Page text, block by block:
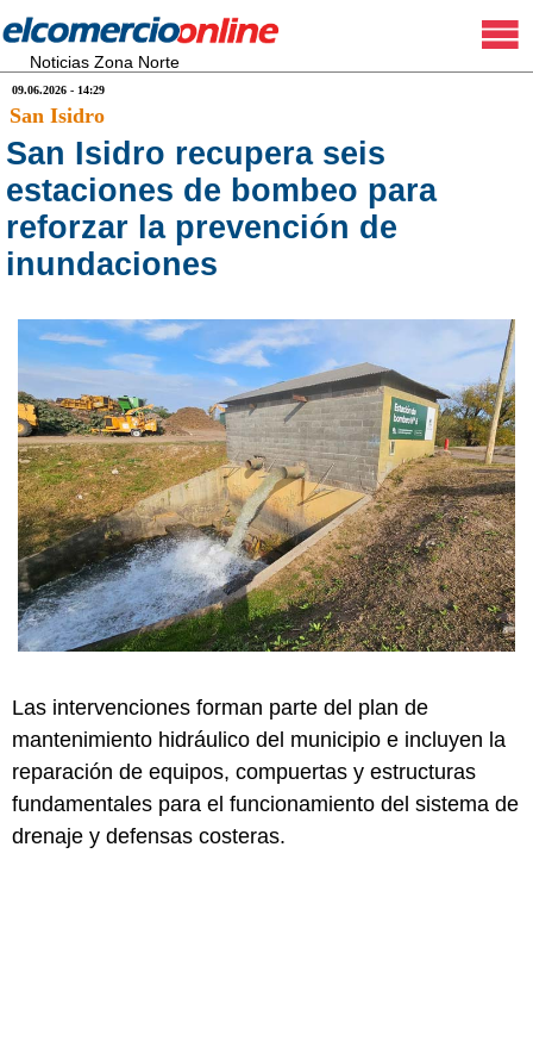
Noticias Zona Norte
09.06.2026 - 14:29
San Isidro
San Isidro recupera seis
estaciones de bombeo para
reforzar la prevención de
inundaciones
Las intervenciones forman parte del plan de
mantenimiento hidráulico del municipio e incluyen la
reparación de equipos, compuertas y estructuras
fundamentales para el funcionamiento del sistema de
drenaje y defensas costeras.